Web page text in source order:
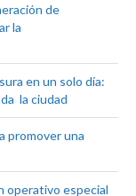
de
la
en un solo día:
la ciudad
promover una
operativo especial